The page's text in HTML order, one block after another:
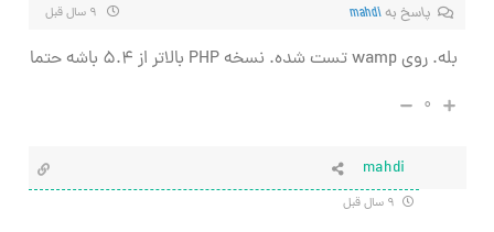
پاسخ بهmahdi
بله. روی wamp تست شده. نسخه PHP بالاتر از 5.4 باشه حتما
۰
mahdi